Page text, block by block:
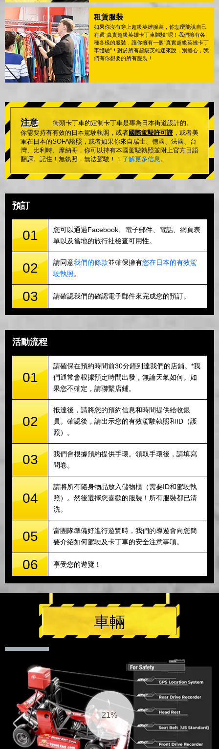
租賃服裝
如果你沒有穿上超級英雄服裝，你怎麼能說自己
有過“真實超級英雄卡丁車體驗”呢！我們擁有各
種各樣的服裝，讓你擁有一個“真實超級英雄卡丁
車體驗”！對於所有超級英雄迷來說，別擔心，我
們有你想要的所有服裝！
注意
街頭卡丁車的定制卡丁車是專為日本街道設計的。
你需要持有有效的日本駕駛執照，或者國際駕駛許可證 ，或者美
軍在日本的SOFA證照，或者如果你來自瑞士、德國、法國、台
灣、比利時、摩納哥，你可以持有本國駕駛執照並附上官方日語
翻譯。記住！無執照，無法駕駛！！ 了解更多信息。
預訂
01
您可以通過Facebook、電子郵件、電話、網頁表
單以及當地的旅行社檢查可用性。
02 請同意我們的條款並確保擁有您在日本的有效駕
駛執照。
03 請確認我們的確認電子郵件來完成您的預訂。
活動流程
01
請確保在預約時間前30分鐘到達我們的店鋪。*我
們通常會根據預定時間出發，無論天氣如何。如
果您不確定，請聯繫店鋪。
02
抵達後，請將您的預約信息和時間提供給收銀
員。確認後，請出示您的有效駕駛執照和ID（護
照）。
03
我們會根據預約提供手環。領取手環後，請填寫
問卷。
04
請將所有隨身物品放入儲物櫃（需要ID和駕駛執
照）。然後選擇您喜歡的服裝！所有服裝都已清
洗。
05
當團隊準備好進行遊覽時，我們的導遊會向您簡
要介紹如何駕駛及卡丁車的安全注意事項。
06 享受您的遊覽！
車輛
22%